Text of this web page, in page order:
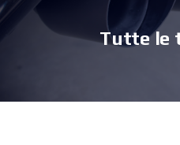
Tutte le